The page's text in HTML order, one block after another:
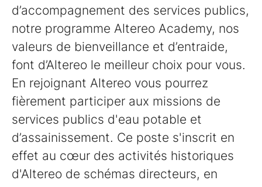
d’accompagnement des services publics,
notre programme Altereo Academy, nos
valeurs de bienveillance et d’entraide,
font d’Altereo le meilleur choix pour vous.
En rejoignant Altereo vous pourrez
fièrement participer aux missions de
services publics d'eau potable et
d’assainissement. Ce poste s'inscrit en
effet au cœur des activités historiques
d'Altereo de schémas directeurs, en